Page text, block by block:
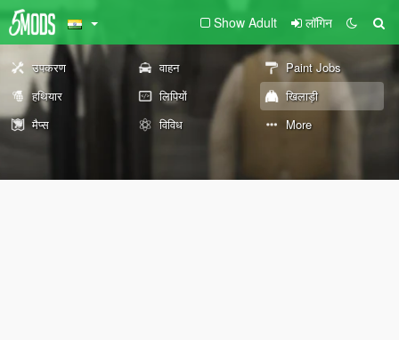
Show Adult लॉगिन
उपकरण वाहन
Paint Jobs
हथियार
लिपियों
खिलाड़ी
मैप्स
विविध More